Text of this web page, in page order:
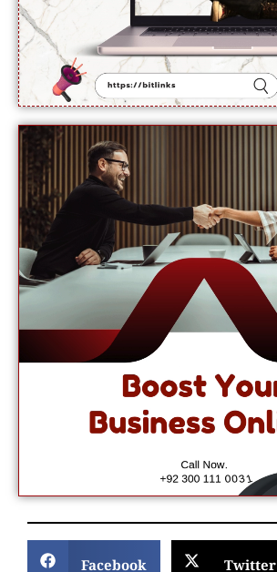
Facebook
Twitter